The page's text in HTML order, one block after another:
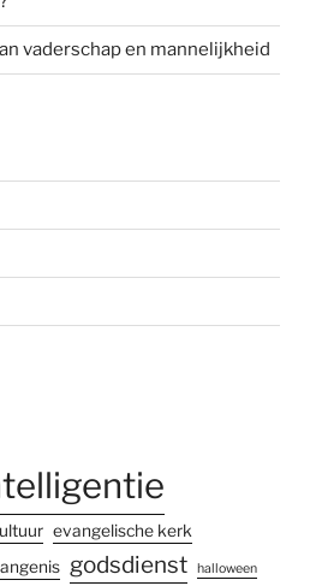
vaderschap en mannelijkheid
evangelische kerk
godsdienst halloween